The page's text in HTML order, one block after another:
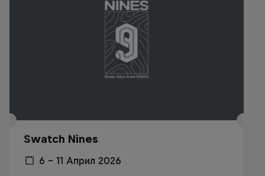
Swatch Nines
6 – 11 Април 2026